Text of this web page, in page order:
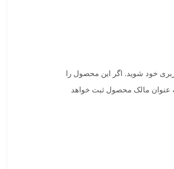
خود شوید. اگر این محصول را
عنوان مالک محصول ثبت خواهد